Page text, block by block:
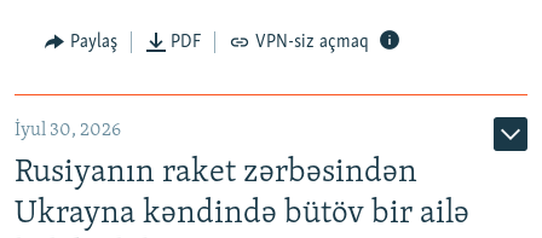
Paylaş PDF VPN-siz açmaq
İyul 30, 2026
Rusiyanın raket zərbəsindən
Ukrayna kəndində bütöv bir ailə